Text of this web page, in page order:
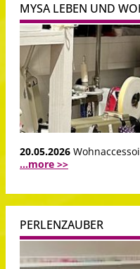
MYSA LEBEN UND
20.05.2026
...more >>
PERLENZAUBER